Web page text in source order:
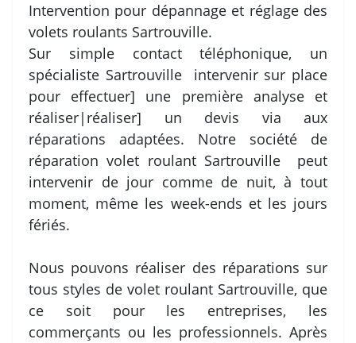
Intervention pour dépannage et réglage des
volets roulants Sartrouville.
Sur simple contact téléphonique, un
spécialiste Sartrouville intervenir sur place
pour effectuer] une première analyse et
réaliser|réaliser] un devis via aux
réparations adaptées. Notre société de
réparation volet roulant Sartrouville peut
intervenir de jour comme de nuit, à tout
moment, même les week-ends et les jours
fériés.
Nous pouvons réaliser des réparations sur
tous styles de volet roulant Sartrouville, que
ce soit pour les entreprises, les
commerçants ou les professionnels. Après